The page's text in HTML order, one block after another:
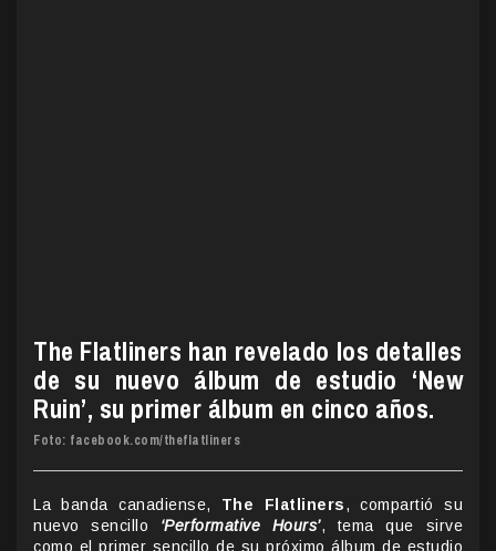
The Flatliners han revelado los detalles
de su nuevo álbum de estudio ‘New
Ruin’, su primer álbum en cinco años.
Foto: facebook.com/theflatliners
La banda canadiense, The Flatliners, compartió su
nuevo sencillo ‘Performative Hours’, tema que sirve
como el primer sencillo de su próximo álbum de estudio